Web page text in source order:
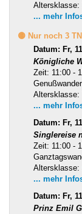
Altersklasse:
... mehr
🟡 Nur noch 3
Datum: Fr,
Königliche
Zeit: 11:00 -
Altersklasse:
... mehr
Datum: Fr,
Singlereise
Zeit: 11:00 -
Altersklasse:
... mehr
Datum: Fr,
Prinz Emil